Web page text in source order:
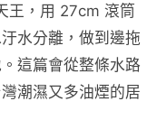
王，用 27cm 滾筒
水分離，做到邊拖
這篇會從整條水路
潮濕又多油煙的居